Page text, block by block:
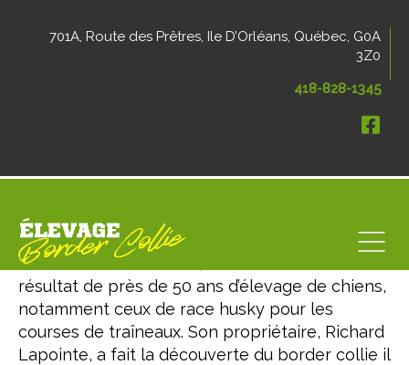
701A, Route des Prêtres, Ile D’Orléans, Québec, G0A
3Z0
418-828-1345
Notre élevage
Border Collie d’Orléans, c’est avant tout le
résultat de près de 50 ans d’élevage de chiens,
notamment ceux de race husky pour les
courses de traîneaux. Son propriétaire, Richard
Lapointe, a fait la découverte du border collie il